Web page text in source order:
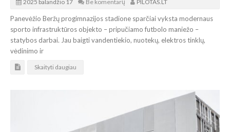
2025 balandžio 17 Be komentarų PILOTAS.LT
Panevėžio Beržų progimnazijos stadione sparčiai vyksta modernaus
sporto infrastruktūros objekto – pripučiamo futbolo maniežo –
statybos darbai. Jau baigti vandentiekio, nuotekų, elektros tinklų,
vėdinimo ir
Skaityti daugiau